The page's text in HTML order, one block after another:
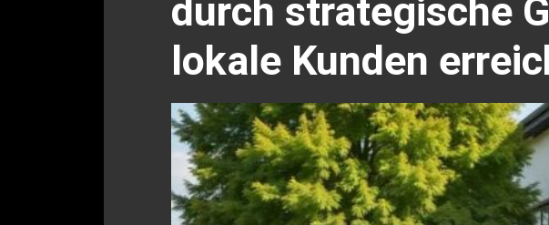
durch strategische
lokale Kunden